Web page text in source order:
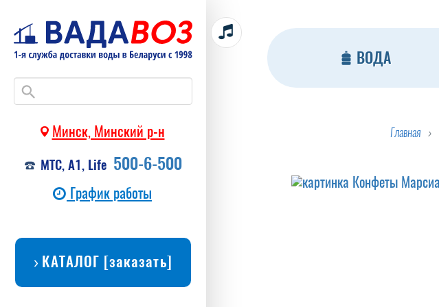
Минск, Минский р-н
МТС, А1, Life 500-6-500
График работы
КАТАЛОГ [заказать]
ВОДА
Главная